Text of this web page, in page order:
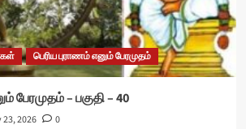
பெரிய புராணம் எனும் பேரமுதம்
பேரமுதம் – பகுதி – 40
2026 0